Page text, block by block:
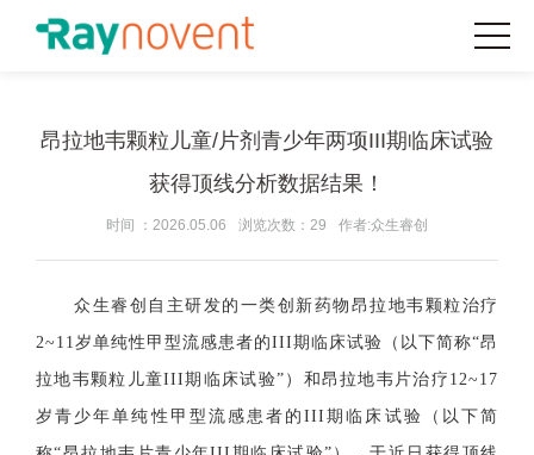
昂拉地韦颗粒儿童/片剂青少年两项III期临床试验
获得顶线分析数据结果！
时间 ：2026.05.06 浏览次数：29 作者:众生睿创
众生睿创自主研发的一类创新药物昂拉地韦颗粒治疗
2~11岁单纯性甲型流感患者的III期临床试验（以下简称“昂
拉地韦颗粒儿童III期临床试验”）和昂拉地韦片治疗12~17
岁青少年单纯性甲型流感患者的III期临床试验（以下简